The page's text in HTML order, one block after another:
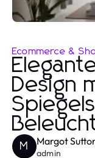
Ecommerce &
Design
M Margot
admin